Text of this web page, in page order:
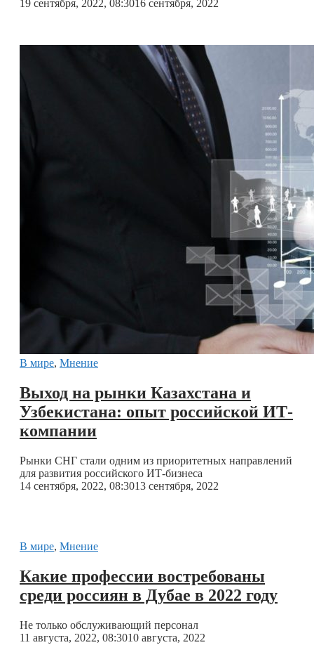
19 сентября, 2022, 08:3016 сентября, 2022
В мире, Мнение
Выход на рынки Казахстана и
Узбекистана: опыт российской ИТ-
компании
Рынки СНГ стали одним из приоритетных направлений
для развития российского ИТ-бизнеса
14 сентября, 2022, 08:3013 сентября, 2022
В мире, Мнение
Какие профессии востребованы
среди россиян в Дубае в 2022 году
Не только обслуживающий персонал
11 августа, 2022, 08:3010 августа, 2022